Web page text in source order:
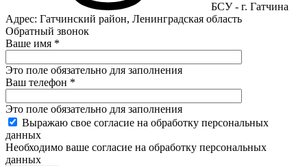
БСУ - г. Гатчина
Адрес: Гатчинский район, Ленинградская область
Обратный звонок
Ваше имя *
Это поле обязательно для заполнения
Ваш телефон *
Это поле обязательно для заполнения
Выражаю свое согласие на обработку персональных
данных
Необходимо ваше согласие на обработку персональных
данных